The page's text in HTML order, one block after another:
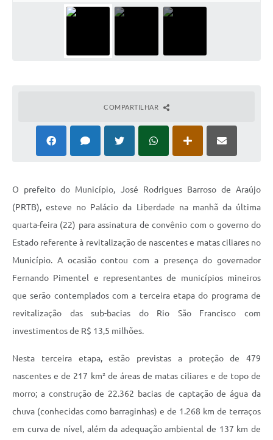
COMPARTILHAR
O prefeito do Município, José Rodrigues Barroso de Araújo
(PRTB), esteve no Palácio da Liberdade na manhã da última
quarta-feira (22) para assinatura de convênio com o governo do
Estado referente à revitalização de nascentes e matas ciliares no
Município. A ocasião contou com a presença do governador
Fernando Pimentel e representantes de municípios mineiros
que serão contemplados com a terceira etapa do programa de
revitalização das sub-bacias do Rio São Francisco com
investimentos de R$ 13,5 milhões.
Nesta terceira etapa, estão previstas a proteção de 479
nascentes e de 217 km² de áreas de matas ciliares e de topo de
morro; a construção de 22.362 bacias de captação de água da
chuva (conhecidas como barraginhas) e de 1.268 km de terraços
em curva de nível, além da adequação ambiental de 137 km de